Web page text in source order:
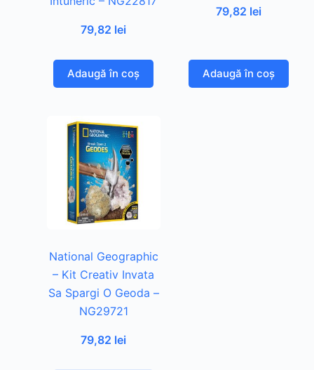
79,82 lei
Adaugă în coș
79,82 lei
Adaugă în coș
National Geographic
– Kit Creativ Invata
Sa Spargi O Geoda –
NG29721
79,82 lei